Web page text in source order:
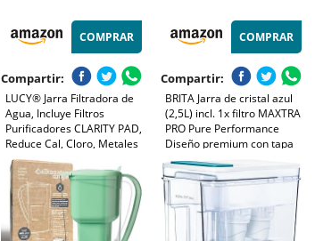
COMPRAR
Compartir:
LUCY® Jarra Filtradora de
Agua, Incluye Filtros
Purificadores CLARITY PAD,
Reduce Cal, Cloro, Metales
Pesados y Microplásticos,
Jarra Agua Cristal con Filtro
(2L) Flujo Rápido, Apta Para
Frigorífico
COMPRAR
Compartir:
BRITA Jarra de cristal azul
(2,5L) incl. 1x filtro MAXTRA
PRO Pure Performance
Diseño premium con tapa
abatible de fácil llenado e
indicador, que reduce la cal,
el cloro y las impurezas